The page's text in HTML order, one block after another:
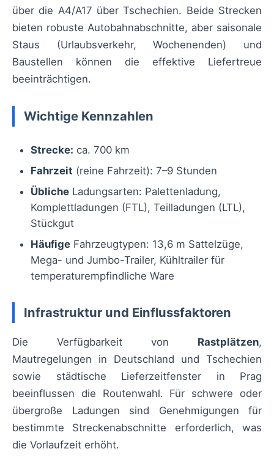
über die A4/A17 über Tschechien. Beide Strecken
bieten robuste Autobahnabschnitte, aber saisonale
Staus (Urlaubsverkehr, Wochenenden) und
Baustellen können die effektive Liefertreue
beeinträchtigen.
Wichtige Kennzahlen
Strecke: ca. 700 km
Fahrzeit (reine Fahrzeit): 7–9 Stunden
Übliche Ladungsarten: Palettenladung,
Komplettladungen (FTL), Teilladungen (LTL),
Stückgut
Häufige Fahrzeugtypen: 13,6 m Sattelzüge,
Mega- und Jumbo-Trailer, Kühltrailer für
temperaturempfindliche Ware
Infrastruktur und Einflussfaktoren
Die Verfügbarkeit von Rastplätzen,
Mautregelungen in Deutschland und Tschechien
sowie städtische Lieferzeitfenster in Prag
beeinflussen die Routenwahl. Für schwere oder
übergroße Ladungen sind Genehmigungen für
bestimmte Streckenabschnitte erforderlich, was
die Vorlaufzeit erhöht.